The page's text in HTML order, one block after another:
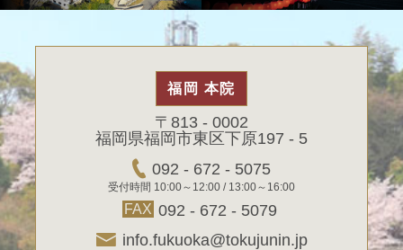
福岡 本院
〒813 - 0002
福岡県福岡市東区下原197 - 5
092 - 672 - 5075
受付時間 10:00～12:00 / 13:00～16:00
FAX 092 - 672 - 5079
info.fukuoka@tokujunin.jp